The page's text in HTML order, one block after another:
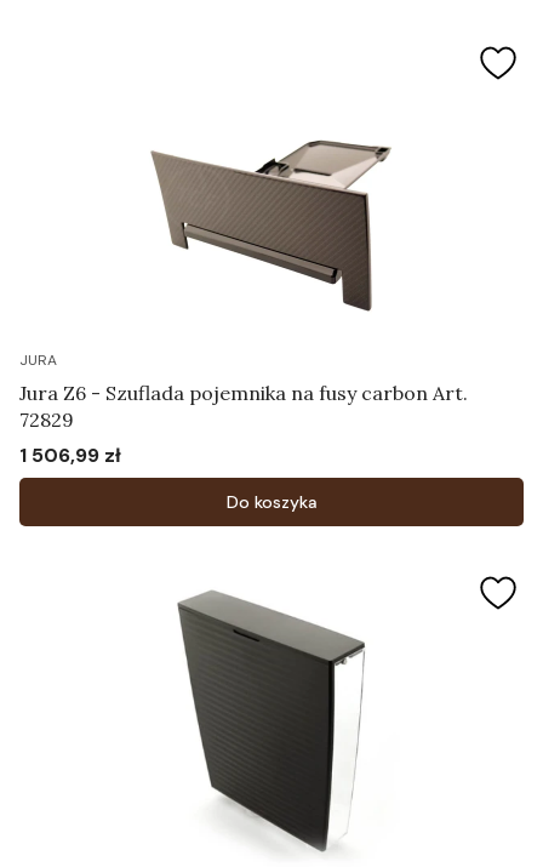
JURA
Jura Z6 - Szuflada pojemnika na fusy carbon Art.
72829
Cena
1 506,99 zł
Do koszyka